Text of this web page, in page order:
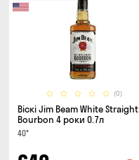
(0)
Віскі Jim Beam White Straight
Bourbon 4 роки 0.7л
40°